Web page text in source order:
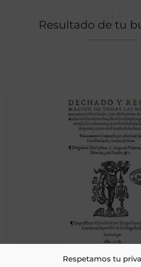
Respetamos tu
Resultado de tu
Dechado y reformación de